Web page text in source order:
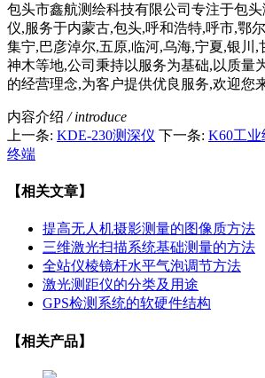
包头市鑫航测绘科技有限公司专注于包
仪,服务于内蒙古,包头,呼和浩特,呼市,鄂
集宁,巴彦淖尔,五原,临河,乌海,宁夏,银川,
神木等地,公司秉持以服务为基础,以质量
的经营理念,为客户提供优良服务,欢迎您
内容介绍 / introduce
上一条: KDE-230测深仪 下一条: K60工业
终端
【相关文章】
提高无人机摄影测量的图像质方法
三维激光扫描系统基础测量的方法
全站仪棱镜杆水平气泡调节方法
激光测距仪的分类及用途
GPS检测系统的软硬件结构
【相关产品】